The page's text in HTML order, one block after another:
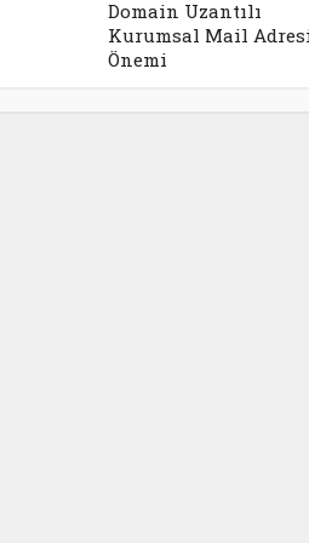
Domain Uzantılı
Kurumsal Mail
Önemi